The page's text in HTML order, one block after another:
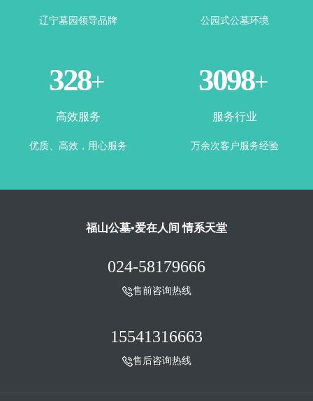
辽宁墓园领导品牌 公园式公墓环境
365+
高效服务
优质、高效，用心服务
3500+
服务行业
万余次客户服务经验
福山公墓•爱在人间 情系天堂
024-58179666
售前咨询热线
15541316663
售后咨询热线